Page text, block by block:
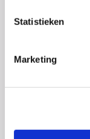
Statistieken
Marketing
3447 GM WOERDEN
(ma t/m do: van